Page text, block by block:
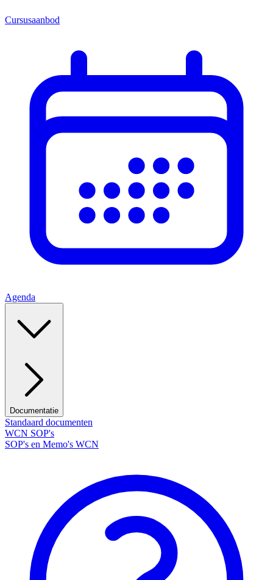
Cursusaanbod
Agenda
Documentatie
Standaard documenten
WCN SOP's
SOP's en Memo's WCN